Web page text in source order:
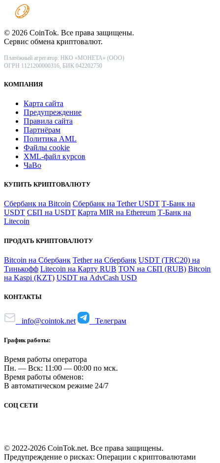
© 2026 CoinTok. Все права защищены.
Сервис обмена криптовалют.
Платёжный агрегатор: НКО «МОНЕТА» (ООО)
ОГРН 1121200000316, БИК 042202750
КОМПАНИЯ
Карта сайта
Предупреждение
Правила сайта
Партнёрам
Политика AML
Файлы coоkie
XML-файл курсов
ЧаВо
КУПИТЬ КРИПТОВАЛЮТУ
Сбербанк на Bitcoin Сбербанк на Tether USDT Т-Банк на
USDT СБП на USDT Карта MIR на Ethereum Т-Банк на
Litecoin
ПРОДАТЬ КРИПТОВАЛЮТУ
Bitcoin на Сбербанк Tether на Сбербанк USDT (TRC20) на
Тинькофф Litecoin на Карту RUB TON на СБП (RUB) Bitcoin
на Kaspi (KZT) USDT на AdvCash USD
КОНТАКТЫ
info@cointok.net Телеграм
График работы:
Время работы оператора
Пн. — Вск: 11:00 — 00:00 по мск.
Время работы обменов:
В автоматическом режиме 24/7
СОЦ СЕТИ
© 2022-2026 CoinTok.net. Все права защищены.
Предупреждение о рисках: Операции с криптовалютами